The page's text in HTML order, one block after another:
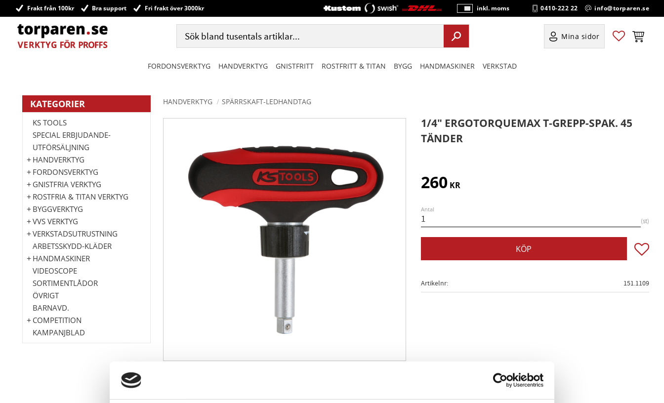
Frakt från 100kr Bra support Fri frakt över 3000kr
P
ri
s
e
vi
inkl. moms 0410-222 22 info@torparen.se
Mina sidor Favoriter
FORDONSVERKTYG HANDVERKTYG GNISTFRITT ROSTFRITT & TITAN BYGG HANDMASKINER VERKSTAD
HANDVERKTYG SPÄRRSKAFT-LEDHANDTAG
1/4" ERGOTORQUEMAX T-GREPP-SPAK. 45
TÄNDER
260KR
Antal
st
KÖP Lägg
Artikelnr 151.1109
med 1/4" fyrkantdriv enligt DIN 3120 / ISO 1174 med kulspärr
KATEGORIER
KS TOOLS
SPECIAL ERBJUDANDE-
UTFÖRSÄLJNING
HANDVERKTYG
FORDONSVERKTYG
GNISTFRIA VERKTYG
ROSTFRIA & TITAN VERKTYG
BYGGVERKTYG
VVS VERKTYG
VERKSTADSUTRUSTNING
ARBETSSKYDD-KLÄDER
HANDMASKINER
VIDEOSCOPE
SORTIMENTLÅDOR
ÖVRIGT
BARNAVD.
COMPETITION
KAMPANJBLAD